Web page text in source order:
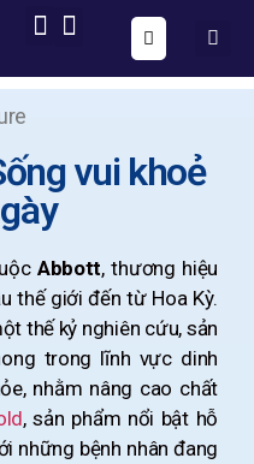
vui khoẻ
Abbott, thương hiệu
thế giới đến từ Hoa Kỳ.
thế kỷ nghiên cứu, sản
trong lĩnh vực dinh
nhằm nâng cao chất
, sản phẩm nổi bật hỗ
những bệnh nhân đang